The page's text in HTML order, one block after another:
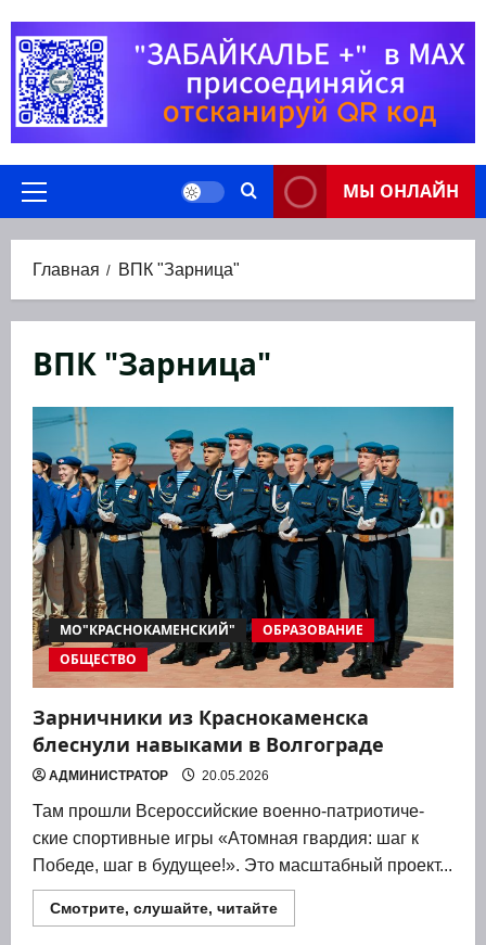
содержимому
Основное
МЫ ОНЛАЙН
Главная ВПК "Зарница"
ВПК "Зарница"
МО"КРАСНОКАМЕНСКИЙ"
ОБРАЗОВАНИЕ
ОБЩЕСТВО
Зарничники из Краснокаменска
блеснули навыками в Волгограде
АДМИНИСТРАТОР 20.05.2026
Там про­шли Все­рос­сий­ские воен­но-пат­ри­о­ти­че­
ские спор­тив­ные игры «Атом­ная гвар­дия: шаг к
Побе­де, шаг в буду­щее!». Это мас­штаб­ный про­ект...
Смотрите, слушайте, читайтеПрочитать
больше